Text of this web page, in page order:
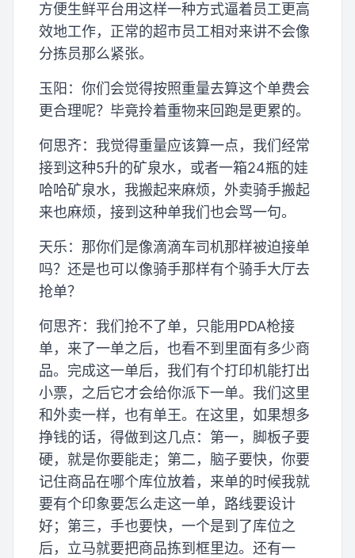
方便生鲜平台用这样一种方式逼着员工更高
效地工作，正常的超市员工相对来讲不会像
分拣员那么紧张。
玉阳：你们会觉得按照重量去算这个单费会
更合理呢？毕竟拎着重物来回跑是更累的。
何思齐：我觉得重量应该算一点，我们经常
接到这种5升的矿泉水，或者一箱24瓶的娃
哈哈矿泉水，我搬起来麻烦，外卖骑手搬起
来也麻烦，接到这种单我们也会骂一句。
天乐：那你们是像滴滴车司机那样被迫接单
吗？还是也可以像骑手那样有个骑手大厅去
抢单？
何思齐：我们抢不了单，只能用PDA枪接
单，来了一单之后，也看不到里面有多少商
品。完成这一单后，我们有个打印机能打出
小票，之后它才会给你派下一单。我们这里
和外卖一样，也有单王。在这里，如果想多
挣钱的话，得做到这几点：第一，脚板子要
硬，就是你要能走；第二，脑子要快，你要
记住商品在哪个库位放着，来单的时候我就
要有个印象要怎么走这一单，路线要设计
好；第三，手也要快，一个是到了库位之
后，立马就要把商品拣到框里边。还有一